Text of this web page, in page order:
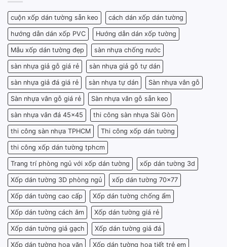
cuộn xốp dán tường sẵn keo cách dán xốp dán tường
hướng dẫn dán xốp PVC Hướng dẫn dán xốp tường
Mẫu xốp dán tường đẹp sàn nhựa chống nước
sàn nhựa giả gỗ giá rẻ sàn nhựa giả gỗ tự dán
sàn nhựa giả đá giá rẻ sàn nhựa tự dán Sàn nhựa vân gỗ
Sàn nhựa vân gỗ giá rẻ Sàn nhựa vân gỗ sẵn keo
sàn nhựa vân đá 45x45 thi công sàn nhựa Sài Gòn
thi công sàn nhựa TPHCM Thi công xốp dán tường
thi công xốp dán tường tphcm
Trang trí phòng ngủ với xốp dán tường xốp dán tường 3d
Xốp dán tường 3D phòng ngủ xốp dán tường 70x77
Xốp dán tường cao cấp Xốp dán tường chống ẩm
Xốp dán tường cách âm Xốp dán tường giá rẻ
Xốp dán tường giả gạch Xốp dán tường giả đá
Xốp dán tường hoa văn Xốp dán tường họa tiết trẻ em